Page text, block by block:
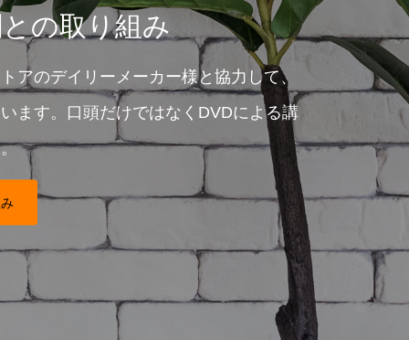
の取り組み
アのデイリーメーカー様と協力して、
ます。口頭だけではなくDVDによる講